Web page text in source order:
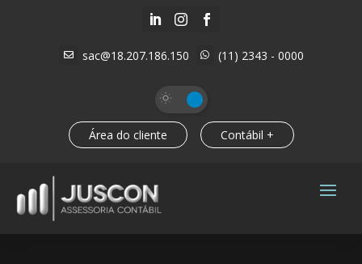
  
 sac@18.207.186.150  (11) 2343 - 0000
Área do cliente Contábil +